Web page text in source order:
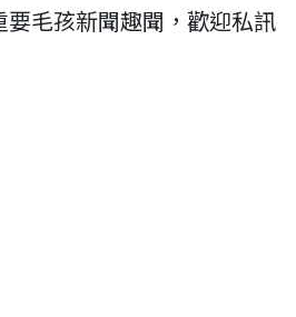
毛孩新聞趣聞，歡迎私訊